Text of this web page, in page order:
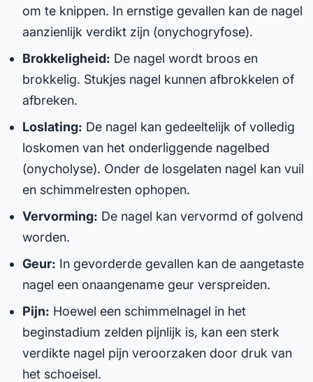
om te knippen. In ernstige gevallen kan de nagel
aanzienlijk verdikt zijn (onychogryfose).
Brokkeligheid: De nagel wordt broos en
brokkelig. Stukjes nagel kunnen afbrokkelen of
afbreken.
Loslating: De nagel kan gedeeltelijk of volledig
loskomen van het onderliggende nagelbed
(onycholyse). Onder de losgelaten nagel kan vuil
en schimmelresten ophopen.
Vervorming: De nagel kan vervormd of golvend
worden.
Geur: In gevorderde gevallen kan de aangetaste
nagel een onaangename geur verspreiden.
Pijn: Hoewel een schimmelnagel in het
beginstadium zelden pijnlijk is, kan een sterk
verdikte nagel pijn veroorzaken door druk van
het schoeisel.